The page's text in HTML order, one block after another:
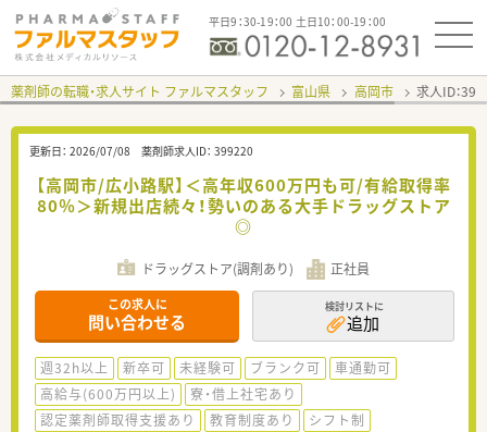
平日9：30-19：00 土日10：00-19：00
薬剤師の転職・求人サイト ファルマスタッフ 富山県 高岡市 求人ID：
更新日： 2026/07/08 薬剤師求人ID： 399220
【高岡市/広小路駅】＜高年収600万円も可/有給取得率
80％＞新規出店続々！勢いのある大手ドラッグストア
◎
ドラッグストア(調剤あり) 正社員
この求人に
問い合わせる
検討リストに
追加
週32h以上 新卒可 未経験可 ブランク可
車通勤可
高給与(600万円以上)
寮・借上社宅あり
認定薬剤師取得支援あり
教育制度あり
シフト制